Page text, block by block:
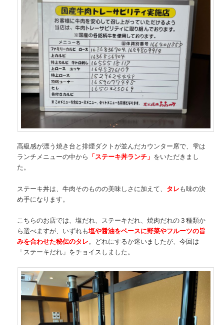
高級感が漂う焼き台と排煙ダクトが並んだカウンター席で、雫は
ランチメニューの中から 「ステーキ丼ランチ」 をいただきまし
た。
ステーキ丼は、牛肉そのものの美味しさに加えて、 タレも味の決
め手になります。
こちらのお店では、塩だれ、ステーキだれ、焼肉だれの３種類か
ら選べますが、いずれも塩や醤油をベースに野菜やフルーツの旨
みを合わせた秘伝のタレ。どれにするか迷いましたが、今回は
「ステーキだれ」をチョイスしました。